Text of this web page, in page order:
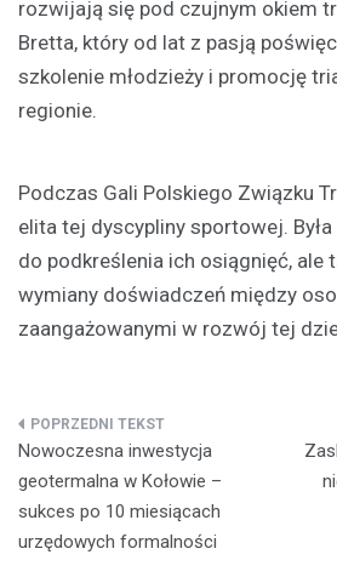
rozwijają się pod czujnym okiem
Bretta, który od lat z pasją
szkolenie młodzieży i promocję
regionie.
Podczas Gali Polskiego Związku
elita tej dyscypliny sportowej.
do podkreślenia ich osiągnięć, ale
wymiany doświadczeń między
zaangażowanymi w rozwój tej
Nawigacja
wpisu
Nowoczesna inwestycja
geotermalna w Kołowie –
sukces po 10 miesiącach
urzędowych formalności